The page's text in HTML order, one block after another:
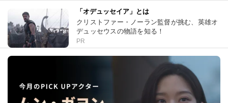
「オデュッセイア」とは
クリストファー・ノーラン監督が挑む、英雄オ
デュッセウスの物語を知る！
PR